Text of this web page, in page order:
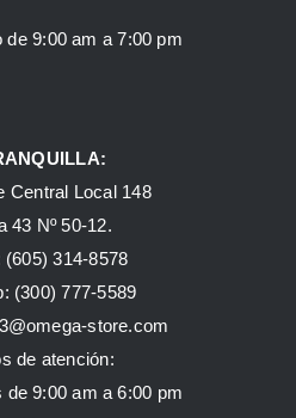
de 9:00 am a 7:00 pm
Central Local 148
43 Nº 50-12.
(605) 314-8578
(300) 777-5589
store.com
de atención:
de 9:00 am a 6:00 pm